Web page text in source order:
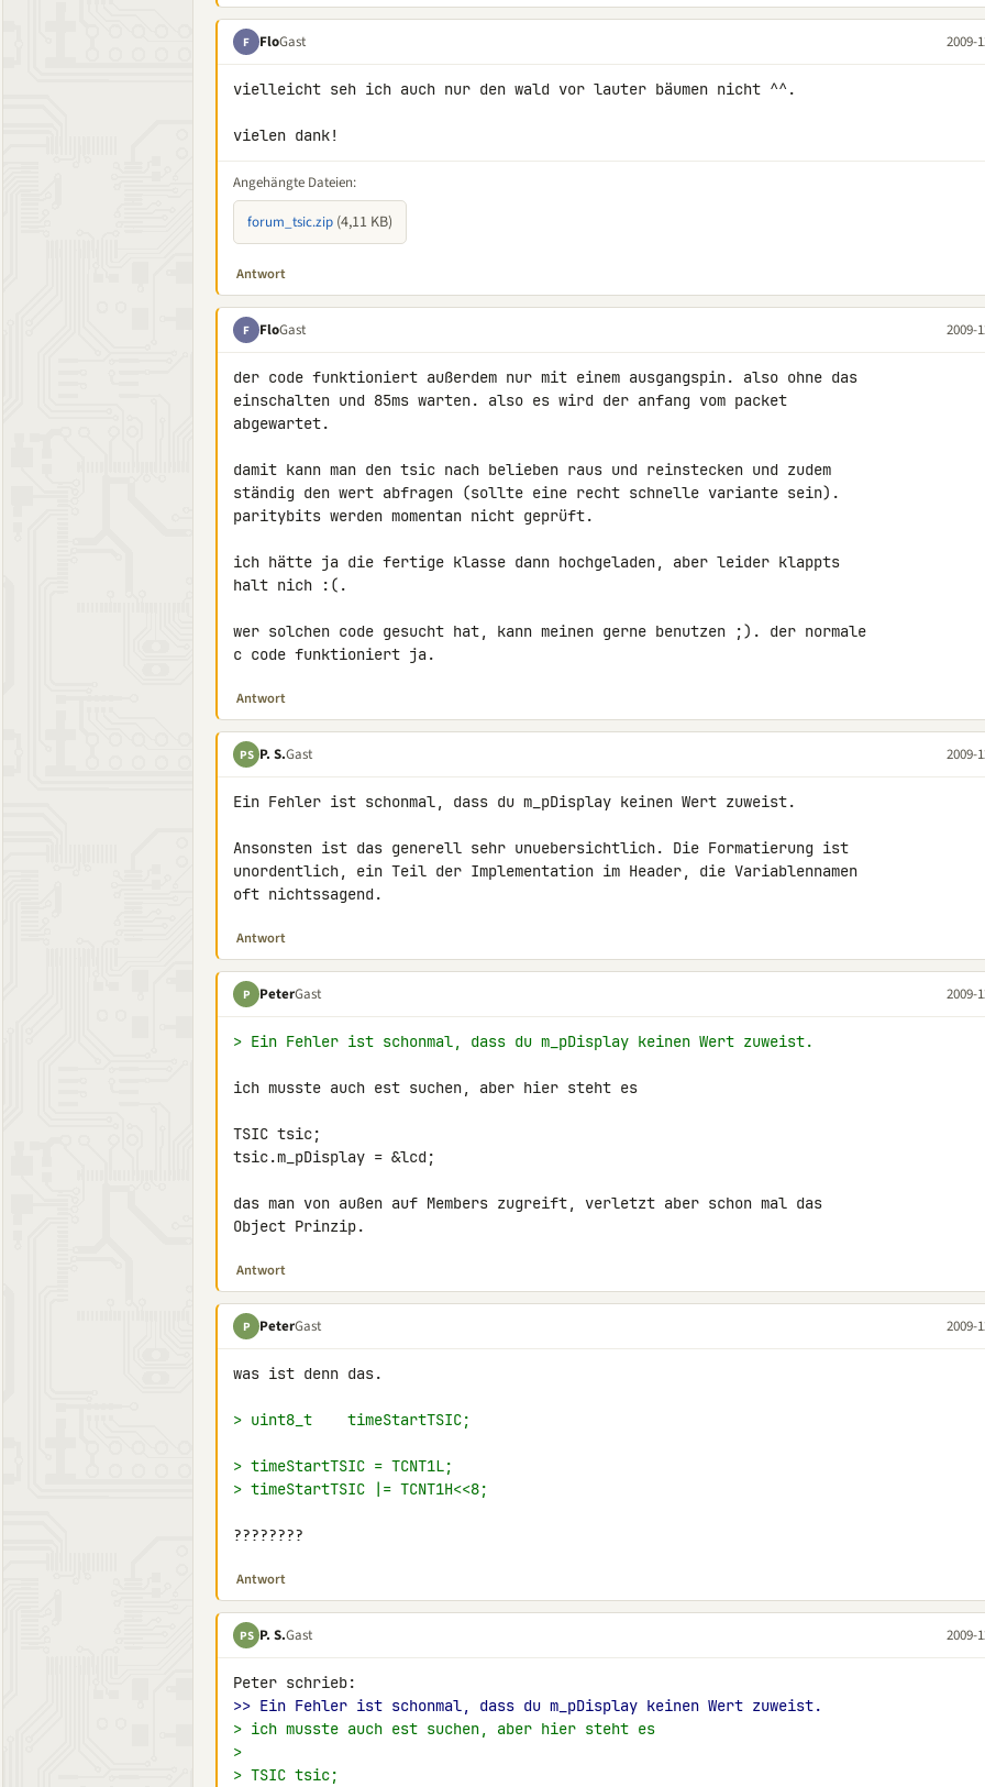
F FloGast 2009-
vielleicht seh ich auch nur den wald vor lauter bäumen nicht ^^.
vielen dank!
Angehängte Dateien:
forum_tsic.zip (4,11 KB)
Antwort
F FloGast 2009-
der code funktioniert außerdem nur mit einem ausgangspin. also ohne das
einschalten und 85ms warten. also es wird der anfang vom packet
abgewartet.
damit kann man den tsic nach belieben raus und reinstecken und zudem
ständig den wert abfragen (sollte eine recht schnelle variante sein).
paritybits werden momentan nicht geprüft.
ich hätte ja die fertige klasse dann hochgeladen, aber leider klappts
halt nich :(.
wer solchen code gesucht hat, kann meinen gerne benutzen ;). der normale
c code funktioniert ja.
Antwort
PS P. S.Gast 2009-
Ein Fehler ist schonmal, dass du m_pDisplay keinen Wert zuweist.
Ansonsten ist das generell sehr unuebersichtlich. Die Formatierung ist
unordentlich, ein Teil der Implementation im Header, die Variablennamen
oft nichtssagend.
Antwort
P PeterGast 2009-
> Ein Fehler ist schonmal, dass du m_pDisplay keinen Wert zuweist.
ich musste auch est suchen, aber hier steht es
TSIC tsic;
tsic.m_pDisplay = &lcd;
das man von außen auf Members zugreift, verletzt aber schon mal das
Object Prinzip.
Antwort
P PeterGast 2009-
was ist denn das.
> uint8_t    timeStartTSIC;
> timeStartTSIC = TCNT1L;
> timeStartTSIC |= TCNT1H<<8;
????????
Antwort
PS P. S.Gast 2009-
>> Ein Fehler ist schonmal, dass du m_pDisplay keinen Wert zuweist.
> ich musste auch est suchen, aber hier steht es
>
> TSIC tsic;